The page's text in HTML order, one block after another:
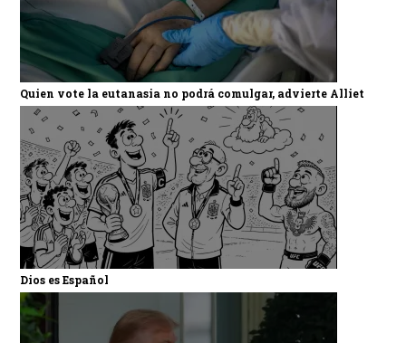
Quien vote la eutanasia no podrá comulgar, advierte Alliet
Dios es Español